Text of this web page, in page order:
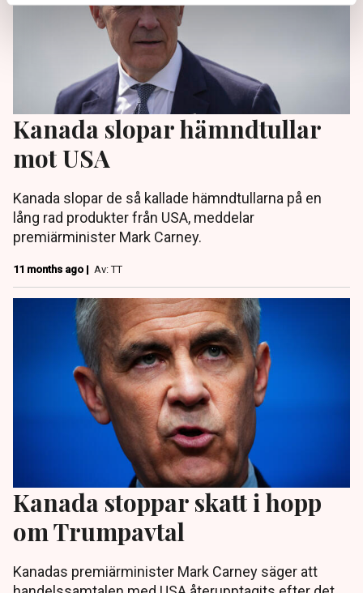
Kanada slopar hämndtullar
mot USA
Kanada slopar de så kallade hämndtullarna på en
lång rad produkter från USA, meddelar
premiärminister Mark Carney.
11 months ago | Av: TT
Kanada stoppar skatt i hopp
om Trumpavtal
Kanadas premiärminister Mark Carney säger att